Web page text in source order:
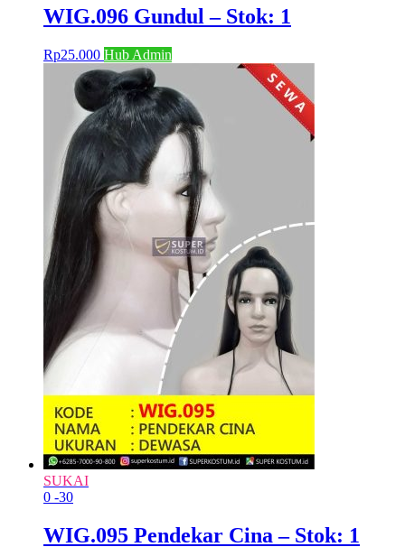
WIG.096 Gundul – Stok: 1
Rp25.000 Hub Admin
SUKAI
0 -30
WIG.095 Pendekar Cina – Stok: 1